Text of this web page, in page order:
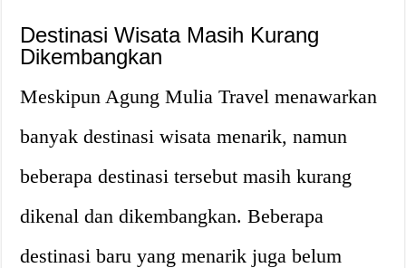
Destinasi Wisata Masih Kurang
Dikembangkan
Meskipun Agung Mulia Travel menawarkan
banyak destinasi wisata menarik, namun
beberapa destinasi tersebut masih kurang
dikenal dan dikembangkan. Beberapa
destinasi baru yang menarik juga belum